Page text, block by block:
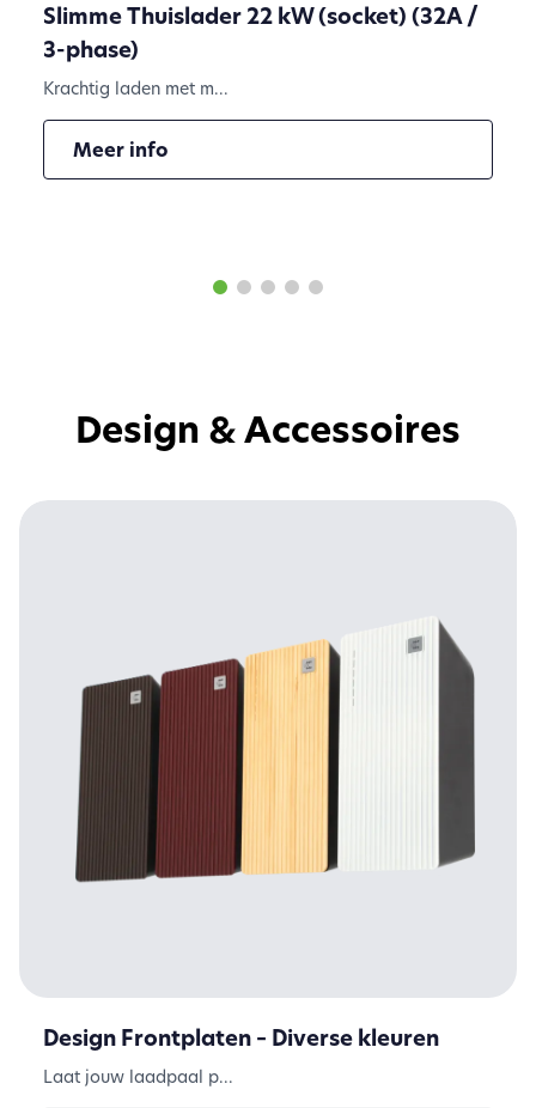
Slimme Thuislader 22 kW (socket) (32A /
3-phase)
Krachtig laden met m...
Meer info
Design & Accessoires
Design Frontplaten – Diverse kleuren
Laat jouw laadpaal p...